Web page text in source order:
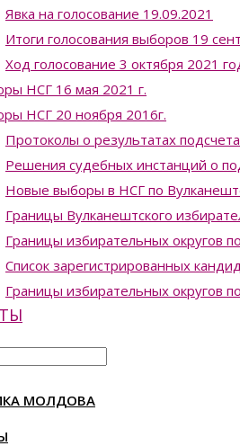
Явка на голосование 19.09.2021
Итоги голосования выборов 19
Ход голосование 3 октября 2021
НСГ 16 мая 2021 г.
НСГ 20 ноября 2016г.
Протоколы о результатах
Решения судебных инстанций о
Новые выборы в НСГ по
Границы Вулканештского
Границы избирательных округов
Список зарегистрированных
Границы избирательных округов
МОЛДОВА